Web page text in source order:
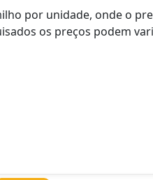
por unidade, onde o
os preços podem